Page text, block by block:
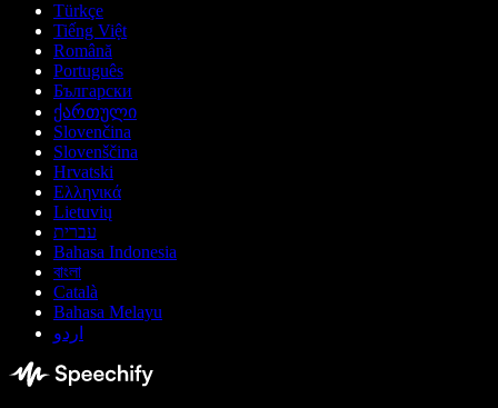
Türkçe
Tiếng Việt
Română
Português
Български
ქართული
Slovenčina
Slovenščina
Hrvatski
Ελληνικά
Lietuvių
עברית
Bahasa Indonesia
বাংলা
Català
Bahasa Melayu
اردو